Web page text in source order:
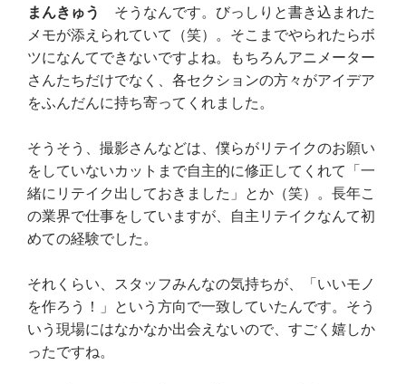
まんきゅう
そうなんです。びっしりと書き込まれた
メモが添えられていて（笑）。そこまでやられたらボ
ツになんてできないですよね。もちろんアニメーター
さんたちだけでなく、各セクションの方々がアイデア
をふんだんに持ち寄ってくれました。
そうそう、撮影さんなどは、僕らがリテイクのお願い
をしていないカットまで自主的に修正してくれて「一
緒にリテイク出しておきました」とか（笑）。長年こ
の業界で仕事をしていますが、自主リテイクなんて初
めての経験でした。
それくらい、スタッフみんなの気持ちが、「いいモノ
を作ろう！」という方向で一致していたんです。そう
いう現場にはなかなか出会えないので、すごく嬉しか
ったですね。